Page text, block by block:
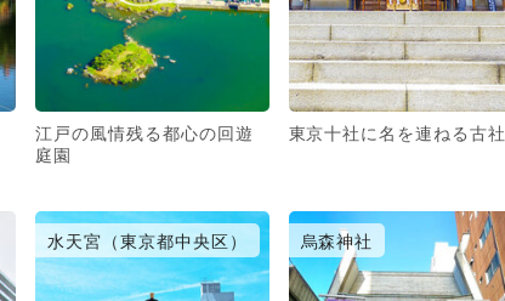
江戸の風情残る都心の回遊
庭園
東京十社に名を連ねる古社
水天宮（東京都中央区） 烏森神社